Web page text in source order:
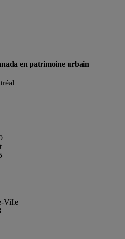
en patrimoine urbain
Ville